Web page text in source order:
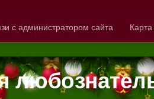
с администратором сайта